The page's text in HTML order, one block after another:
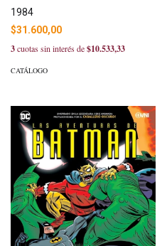
1984
$31.600,00
3cuotas sin interés de$10.533,33
CATÁLOGO